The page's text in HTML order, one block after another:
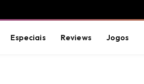
Especiais Reviews Jogos